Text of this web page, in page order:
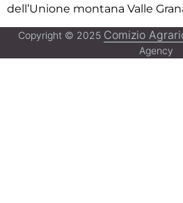
dell’Unione montana Valle
Copyright © 2025 Comizio
Agency